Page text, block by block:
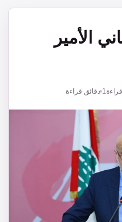
الأمير
قراءة1 دقائق قراءة